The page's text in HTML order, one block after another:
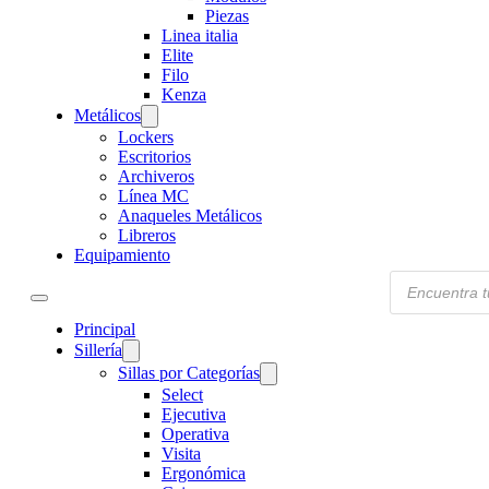
Piezas
Linea italia
Elite
Filo
Kenza
Metálicos
Lockers
Escritorios
Archiveros
Línea MC
Anaqueles Metálicos
Libreros
Equipamiento
Principal
Sillería
Sillas por Categorías
Select
Ejecutiva
Operativa
Visita
Ergonómica
Products
search